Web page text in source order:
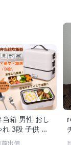
当箱 男性 おし
れ 3段 子供 女
子 炊飯器 1合炊
前出價